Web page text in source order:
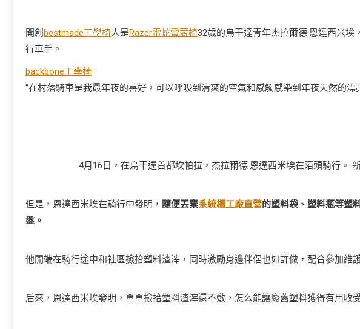
開創 bestmade工學椅人是Razer雷蛇電競椅32歲的烏干達青年杰拉爾德·恩達西米
行車手。
backbone工學椅
“在村落騎車是我最年夜的喜好，可以呼吸到清爽的空氣和感觸感染到年夜天然的漂
4月16日，在烏干達首都坎帕拉，杰拉爾德·恩達西米埃在陌頭騎行。
但是，恩達西米埃在騎行中發明， 隨便丟棄系統櫃工廠直營的塑料袋、塑料瓶等塑
盤。
他開端在騎行途中和社區撿拾塑料渣滓，同時激勵身邊伴侶也如許做，配合參加維
后來，恩達西米埃發明，單單撿拾塑料渣滓還不敷，怎么能讓廢舊塑料獲得有用收